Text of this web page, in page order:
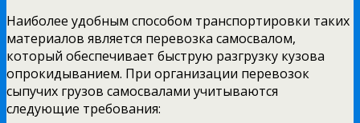
Наиболее удобным способом транспортировки таких
материалов является перевозка самосвалом,
который обеспечивает быструю разгрузку кузова
опрокидыванием. При организации перевозок
сыпучих грузов самосвалами учитываются
следующие требования: